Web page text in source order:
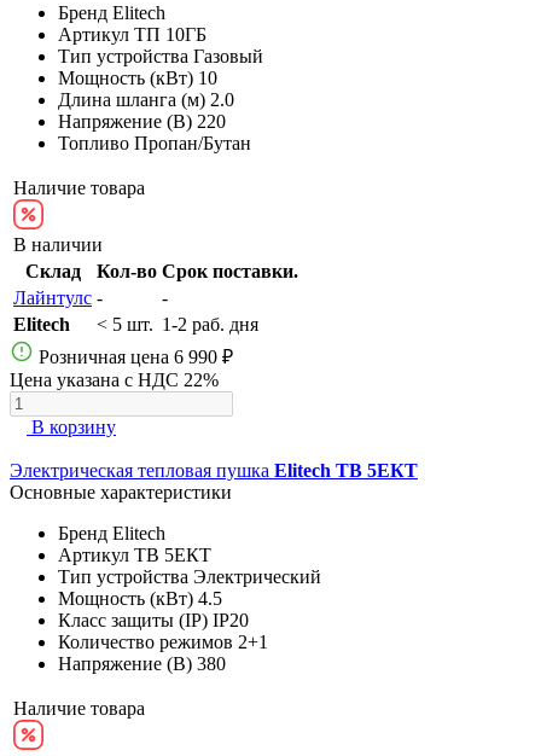
Бренд Elitech
Артикул ТП 10ГБ
Тип устройства Газовый
Мощность (кВт) 10
Длина шланга (м) 2.0
Напряжение (В) 220
Топливо Пропан/Бутан
Наличие товара
В наличии
Склад
Кол-во Срок поставки.
Лайнтулс -
-
Elitech
< 5 шт. 1-2 раб. дня
Розничная цена 6 990 ₽
Цена указана с НДС 22%
В корзину
Электрическая тепловая пушка Elitech ТВ 5ЕКТ
Основные характеристики
Бренд Elitech
Артикул ТВ 5ЕКТ
Тип устройства Электрический
Мощность (кВт) 4.5
Класс защиты (IP) IP20
Количество режимов 2+1
Напряжение (В) 380
Наличие товара